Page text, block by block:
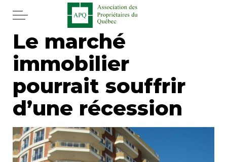
Aller au contenu principal
Accueil
Services
Actualités
Journal
Juridique
Le marché
immobilier
pourrait souffrir
d’une récession